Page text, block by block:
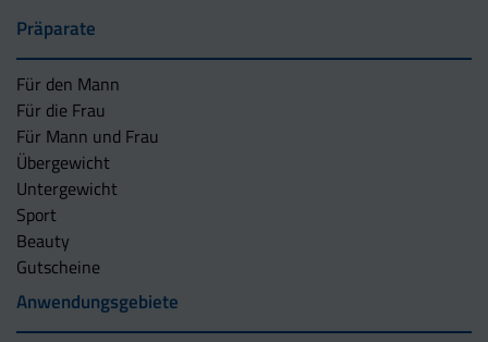
Präparate
Für den Mann
Für die Frau
Für Mann und Frau
Übergewicht
Untergewicht
Sport
Beauty
Gutscheine
Anwendungsgebiete